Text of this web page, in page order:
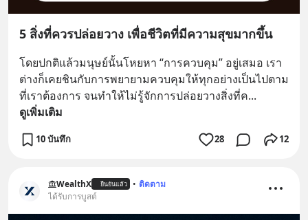
5 สิ่งที่ควรปล่อยวาง เพื่อชีวิตที่มีความสุขมากขึ้น
โดยปกติแล้วมนุษย์นั้นโหยหา “การควบคุม” อยู่เสมอ เรา
ต่างก็เคยชินกับการพยายามควบคุมให้ทุกอย่างเป็นไปตาม
ที่เราต้องการ จนทำให้ไม่รู้จักการปล่อยวางสิ่งที่ค...
ดูเพิ่มเติม
10 บันทึก 28 12
WealthX ยืนยันแล้ว • ติดตาม
ได้รับการบูสต์